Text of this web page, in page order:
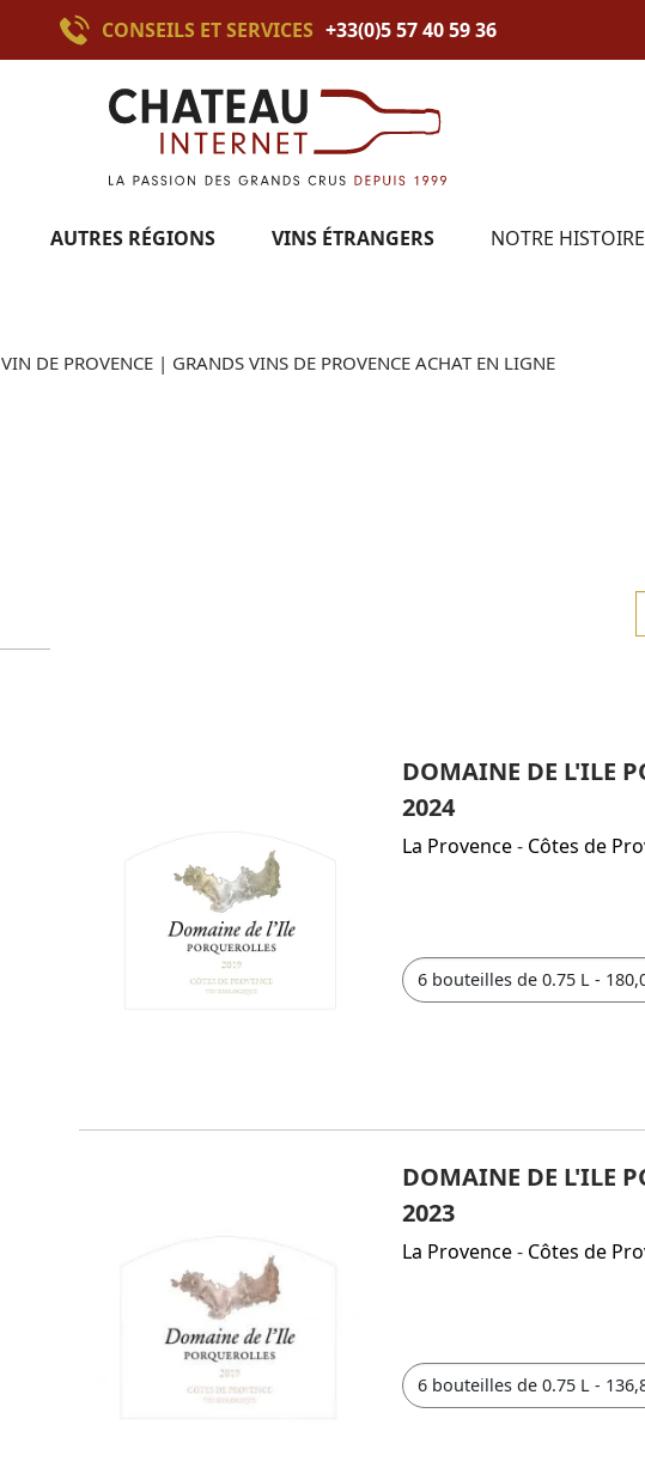
CONSEILS ET SERVICES +33(0)5 57 40 59 36
AUTRES RÉGIONS VINS ÉTRANGERS NOTRE HISTOIRE
VIN DE PROVENCE | GRANDS VINS DE PROVENCE ACHAT EN LIGNE
DOMAINE DE L'ILE
2024
La Provence- Côtes de
DOMAINE DE L'ILE
2023
La Provence- Côtes de